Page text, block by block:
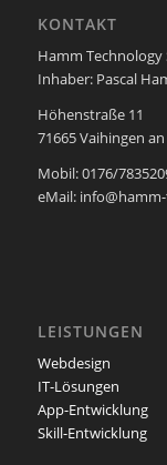
KONTAKT
Hamm Technology
Inhaber: Pascal
Höhenstraße 11
71665 Vaihingen
Mobil: 0176/
eMail:
LEISTUNGEN
Webdesign
IT-Lösungen
App-Entwicklung
Skill-Entwicklung